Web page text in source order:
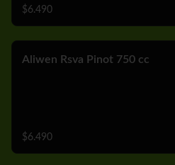
$6.490
Aliwen Rsva Pinot 750 cc
$6.490